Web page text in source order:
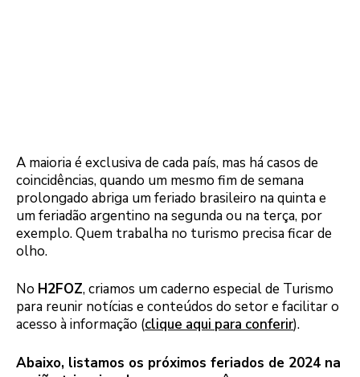
A maioria é exclusiva de cada país, mas há casos de
coincidências, quando um mesmo fim de semana
prolongado abriga um feriado brasileiro na quinta e
um feriadão argentino na segunda ou na terça, por
exemplo. Quem trabalha no turismo precisa ficar de
olho.
No H2FOZ, criamos um caderno especial de Turismo
para reunir notícias e conteúdos do setor e facilitar o
acesso à informação (clique aqui para conferir).
Abaixo, listamos os próximos feriados de 2024 na